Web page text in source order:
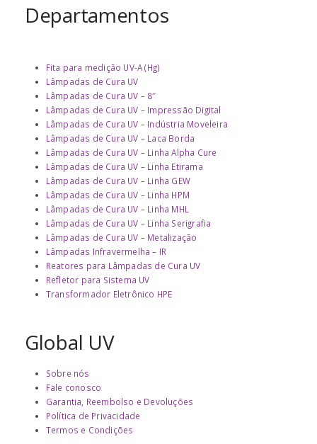
Departamentos
Fita para medição UV-A (Hg)
Lâmpadas de Cura UV
Lâmpadas de Cura UV – 8″
Lâmpadas de Cura UV – Impressão Digital
Lâmpadas de Cura UV – Indústria Moveleira
Lâmpadas de Cura UV – Laca Borda
Lâmpadas de Cura UV – Linha Alpha Cure
Lâmpadas de Cura UV – Linha Etirama
Lâmpadas de Cura UV – Linha GEW
Lâmpadas de Cura UV – Linha HPM
Lâmpadas de Cura UV – Linha MHL
Lâmpadas de Cura UV – Linha Serigrafia
Lâmpadas de Cura UV – Metalização
Lâmpadas Infravermelha – IR
Reatores para Lâmpadas de Cura UV
Refletor para Sistema UV
Transformador Eletrônico HPE
Global UV
Sobre nós
Fale conosco
Garantia, Reembolso e Devoluções
Política de Privacidade
Termos e Condições